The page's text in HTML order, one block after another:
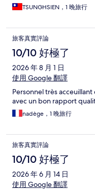
TSUNGHSIEN，1 晚旅行
旅客真實評論
10/10 好極了
2026 年 8 月 1 日
使用 Google 翻譯
Personnel très
avec un bon rapport
nadège，1 晚旅行
旅客真實評論
10/10 好極了
2026 年 6 月 14 日
使用 Google 翻譯